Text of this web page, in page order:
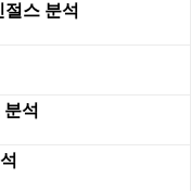
스 분석
석